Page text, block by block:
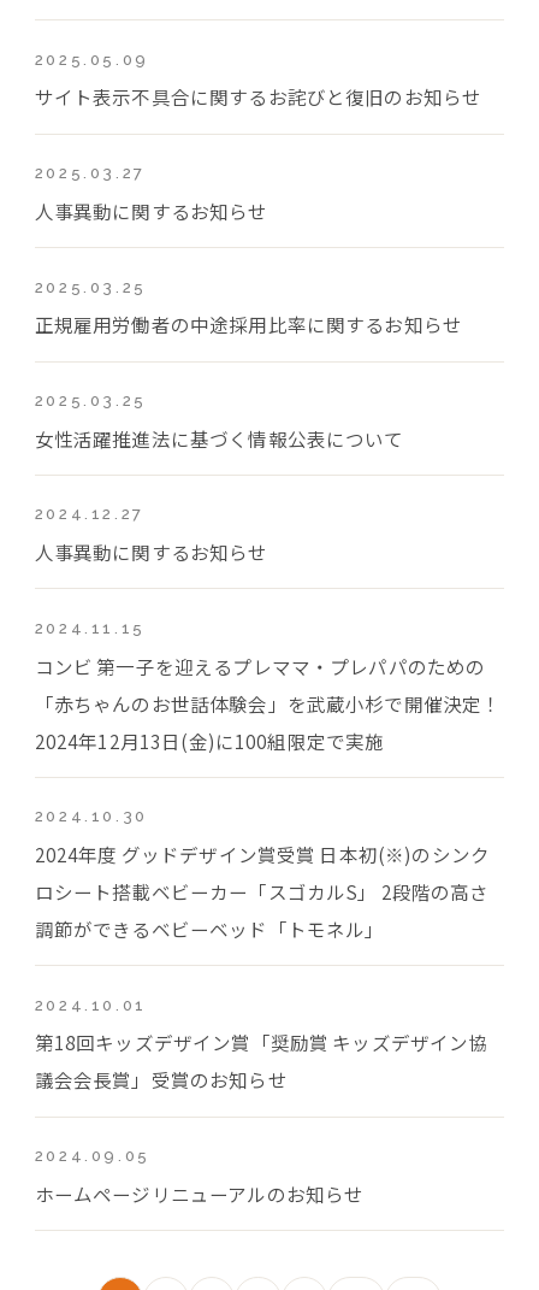
2025.05.09
サイト表示不具合に関するお詫びと復旧のお知らせ
2025.03.27
人事異動に関するお知らせ
2025.03.25
正規雇用労働者の中途採用比率に関するお知らせ
2025.03.25
女性活躍推進法に基づく情報公表について
2024.12.27
人事異動に関するお知らせ
2024.11.15
コンビ 第一子を迎えるプレママ・プレパパのための
「赤ちゃんのお世話体験会」を武蔵小杉で開催決定！
2024年12月13日(金)に100組限定で実施
2024.10.30
2024年度 グッドデザイン賞受賞 日本初(※)のシンク
ロシート搭載ベビーカー「スゴカルS」 2段階の高さ
調節ができるベビーベッド「トモネル」
2024.10.01
第18回キッズデザイン賞「奨励賞 キッズデザイン協
議会会長賞」受賞のお知らせ
2024.09.05
ホームページリニューアルのお知らせ